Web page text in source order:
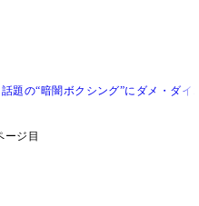
題の“暗闇ボクシング”にダメ・ダイ
ージ目